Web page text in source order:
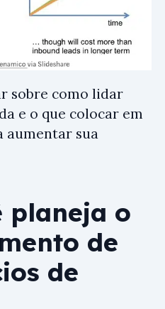
sobre como lidar
e o que colocar em
aumentar sua
planeja o
de
de